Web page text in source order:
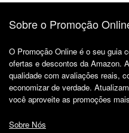
Sobre o Promoção
O Promoção Online é o seu guia
ofertas e descontos da Amazon.
qualidade com avaliações reais,
economizar de verdade.
você aproveite as promoções
Sobre Nós